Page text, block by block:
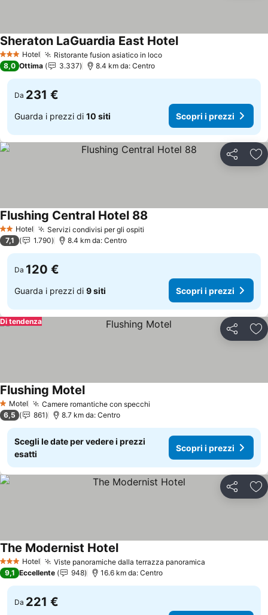
3 StelleHotel Ristorante fusion asiatico in locoScopri i prezzi
Sheraton LaGuardia East HotelScopri i prezzi
8,0 Ottima 3.337 8.4 km da: Centro
Da 231 €
Guarda i prezzi di 10 siti Scopri i prezzi
Condividi
2 StelleHotel Servizi condivisi per gli ospiti
Flushing Central Hotel 88
7,1 1.790 8.4 km da: Centro
Da 120 €
Guarda i prezzi di 9 siti Scopri i prezzi
Condividi
Di tendenza
1 Stelle
Motel Camere romantiche con specchi
Flushing MotelScopri i prezzi
6,5 861 8.7 km da: Centro
Scegli le date per vedere i prezzi
esatti
Scopri i prezzi
Condividi
3 StelleHotel Viste panoramiche dalla terrazza panoramica
The Modernist HotelScopri i prezzi
9,1 Eccellente 948 16.6 km da: Centro
Da 221 €